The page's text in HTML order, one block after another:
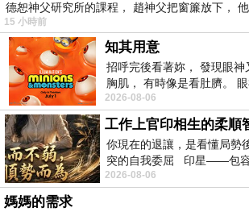
德恕神父研究所的課程， 趙神父把窗簾放下，
15 小時前
知其用意
招呼完後看著妳， 發現眼
胸肌， 有時像是看肚臍。
視線不對齊， 讓我很難不
2026-08-06
工作上官印相生的柔順
你現在的退讓，是看懂局勢
突的自我委屈 印星——包容
一步觀察，不會
2026-08-06
媽媽的需求